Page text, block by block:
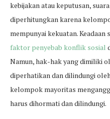
kebijakan atau keputusan,
diperhitungkan karena
mempunyai kekuatan.
faktor penyebab konflik sosial
Namun, hak-hak yang dimiliki
diperhatikan dan dilindungi
kelompok mayoritas
harus dihormati dan dilindungi.